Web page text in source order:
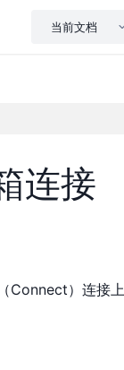
当前文档
连接
Connect）连接